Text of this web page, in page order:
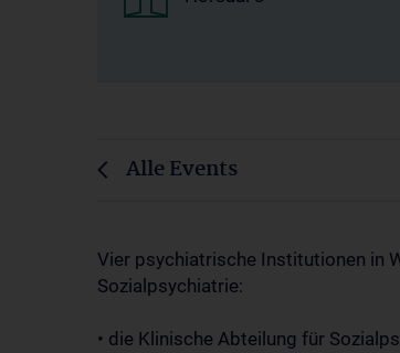
Alle Events
Vier psychiatrische Institutionen in
Sozialpsychiatrie:
• die Klinische Abteilung für